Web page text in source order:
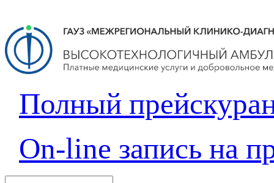
Полный
On-line запись на